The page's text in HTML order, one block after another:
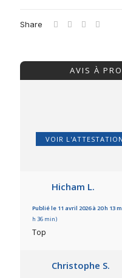
Share
AVIS À
VOIR L'ATTESTATION
Hicham L.
Publié le 11 avril 2026 à 20 h 13
h 36 min)
Top
Christophe S.